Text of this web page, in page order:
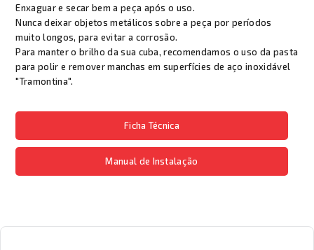
Enxaguar e secar bem a peça após o uso.
Nunca deixar objetos metálicos sobre a peça por períodos
muito longos, para evitar a corrosão.
Para manter o brilho da sua cuba, recomendamos o uso da pasta
para polir e remover manchas em superfícies de aço inoxidável
"Tramontina".
Ficha Técnica
Manual de Instalação